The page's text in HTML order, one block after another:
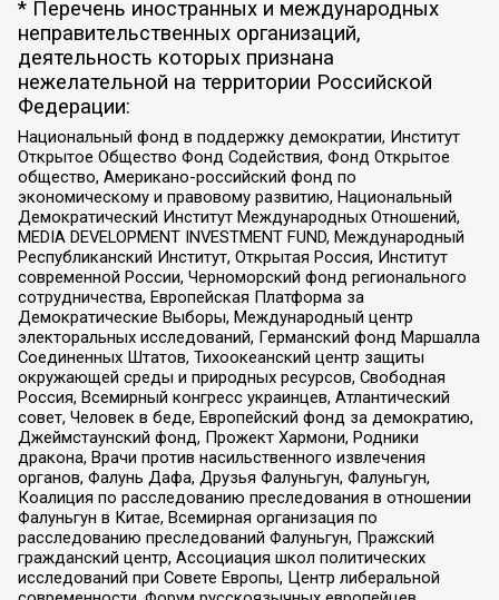
* Перечень иностранных и международных
неправительственных организаций,
деятельность которых признана
нежелательной на территории Российской
Федерации:
Национальный фонд в поддержку демократии, Институт
Открытое Общество Фонд Содействия, Фонд Открытое
общество, Американо-российский фонд по
экономическому и правовому развитию, Национальный
Демократический Институт Международных Отношений,
MEDIA DEVELOPMENT INVESTMENT FUND, Международный
Республиканский Институт, Открытая Россия, Институт
современной России, Черноморский фонд регионального
сотрудничества, Европейская Платформа за
Демократические Выборы, Международный центр
электоральных исследований, Германский фонд Маршалла
Соединенных Штатов, Тихоокеанский центр защиты
окружающей среды и природных ресурсов, Свободная
Россия, Всемирный конгресс украинцев, Атлантический
совет, Человек в беде, Европейский фонд за демократию,
Джеймстаунский фонд, Прожект Хармони, Родники
дракона, Врачи против насильственного извлечения
органов, Фалунь Дафа, Друзья Фалуньгун, Фалуньгун,
Коалиция по расследованию преследования в отношении
Фалуньгун в Китае, Всемирная организация по
расследованию преследований Фалуньгун, Пражский
гражданский центр, Ассоциация школ политических
исследований при Совете Европы, Центр либеральной